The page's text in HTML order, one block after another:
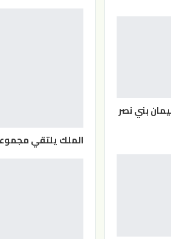
بني نصر
الملك يلتقي